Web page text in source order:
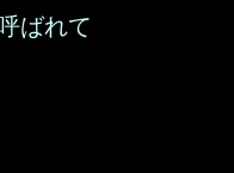
ばれて